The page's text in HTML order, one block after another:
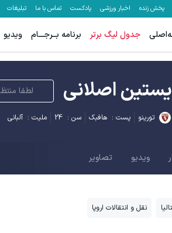
پخش زنده اخبار ورزشی پادکست تماس با ما تبلیغات
جدول لیگ برتر برنامه بــرجـــام ویدیو
اصلانی لطفا
تورینو پست : هافبک سن : 24 ملیت : آلبانی
ویدیو تصاویر
نقل و انتقالات اروپا